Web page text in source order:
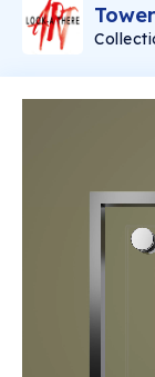
Rudolf
of the